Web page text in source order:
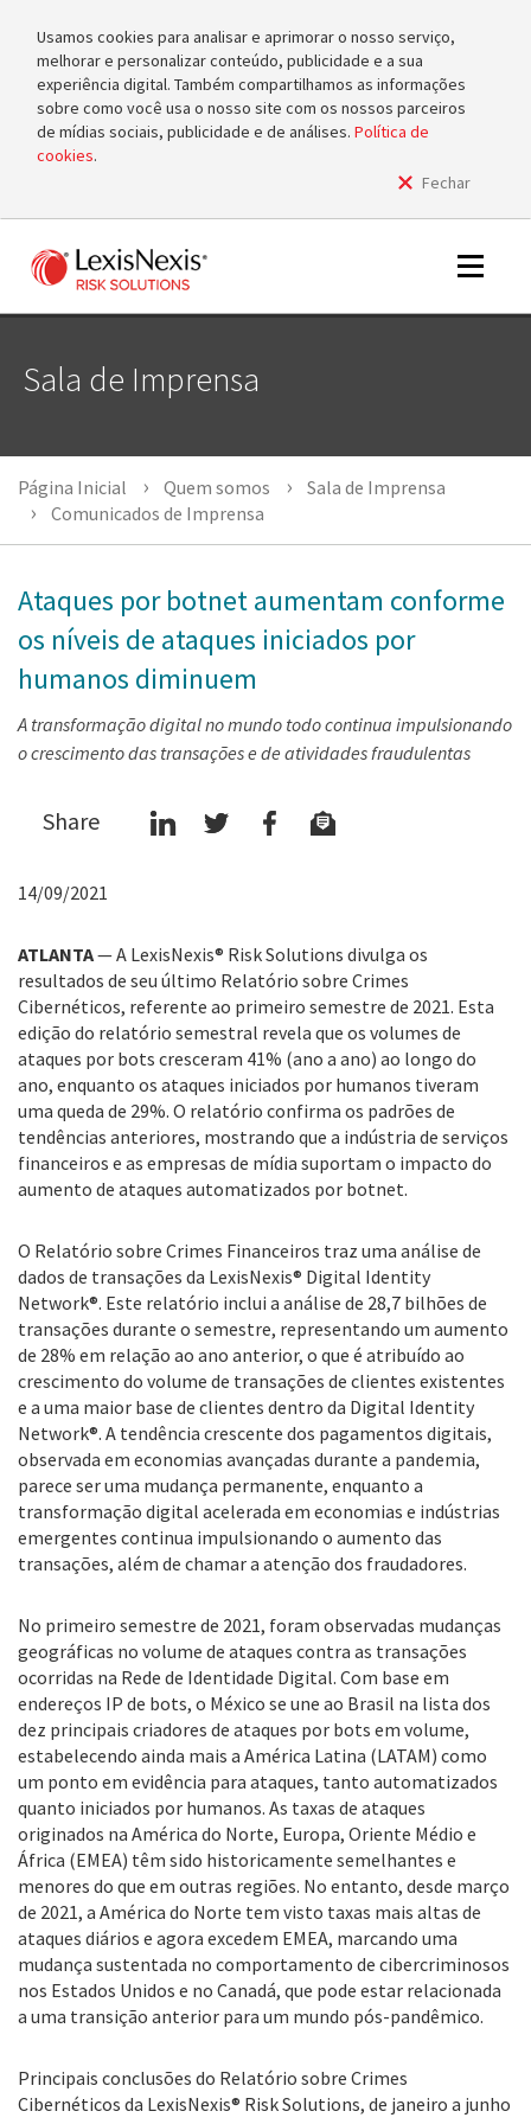
Usamos cookies para analisar e aprimorar o nosso serviço,
melhorar e personalizar conteúdo, publicidade e a sua
experiência digital. Também compartilhamos as informações
sobre como você usa o nosso site com os nossos parceiros
de mídias sociais, publicidade e de análises. Política de
cookies.
Fechar
Toggle
Sala de Imprensa
Página Inicial Quem somos
Sala de Imprensa
Comunicados de Imprensa
Ataques por botnet aumentam conforme
os níveis de ataques iniciados por
humanos diminuem
A transformação digital no mundo todo continua impulsionando
o crescimento das transações e de atividades fraudulentas
Share
14/09/2021
ATLANTA— A LexisNexis® Risk Solutions divulga os
resultados de seu último Relatório sobre Crimes
Cibernéticos, referente ao primeiro semestre de 2021. Esta
edição do relatório semestral revela que os volumes de
ataques por bots cresceram 41% (ano a ano) ao longo do
ano, enquanto os ataques iniciados por humanos tiveram
uma queda de 29%. O relatório confirma os padrões de
tendências anteriores, mostrando que a indústria de serviços
financeiros e as empresas de mídia suportam o impacto do
aumento de ataques automatizados por botnet.
O Relatório sobre Crimes Financeiros traz uma análise de
dados de transações da LexisNexis® Digital Identity
Network®. Este relatório inclui a análise de 28,7 bilhões de
transações durante o semestre, representando um aumento
de 28% em relação ao ano anterior, o que é atribuído ao
crescimento do volume de transações de clientes existentes
e a uma maior base de clientes dentro da Digital Identity
Network®. A tendência crescente dos pagamentos digitais,
observada em economias avançadas durante a pandemia,
parece ser uma mudança permanente, enquanto a
transformação digital acelerada em economias e indústrias
emergentes continua impulsionando o aumento das
transações, além de chamar a atenção dos fraudadores.
No primeiro semestre de 2021, foram observadas mudanças
geográficas no volume de ataques contra as transações
ocorridas na Rede de Identidade Digital. Com base em
endereços IP de bots, o México se une ao Brasil na lista dos
dez principais criadores de ataques por bots em volume,
estabelecendo ainda mais a América Latina (LATAM) como
um ponto em evidência para ataques, tanto automatizados
quanto iniciados por humanos. As taxas de ataques
originados na América do Norte, Europa, Oriente Médio e
África (EMEA) têm sido historicamente semelhantes e
menores do que em outras regiões. No entanto, desde março
de 2021, a América do Norte tem visto taxas mais altas de
ataques diários e agora excedem EMEA, marcando uma
mudança sustentada no comportamento de cibercriminosos
nos Estados Unidos e no Canadá, que pode estar relacionada
a uma transição anterior para um mundo pós-pandêmico.
Principais conclusões do Relatório sobre Crimes
Cibernéticos da LexisNexis® Risk Solutions, de janeiro a junho